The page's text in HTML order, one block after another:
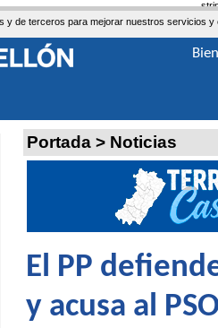
y de terceros para mejorar nuestros servicios
Portada > Noticias
El PP
y acusa al